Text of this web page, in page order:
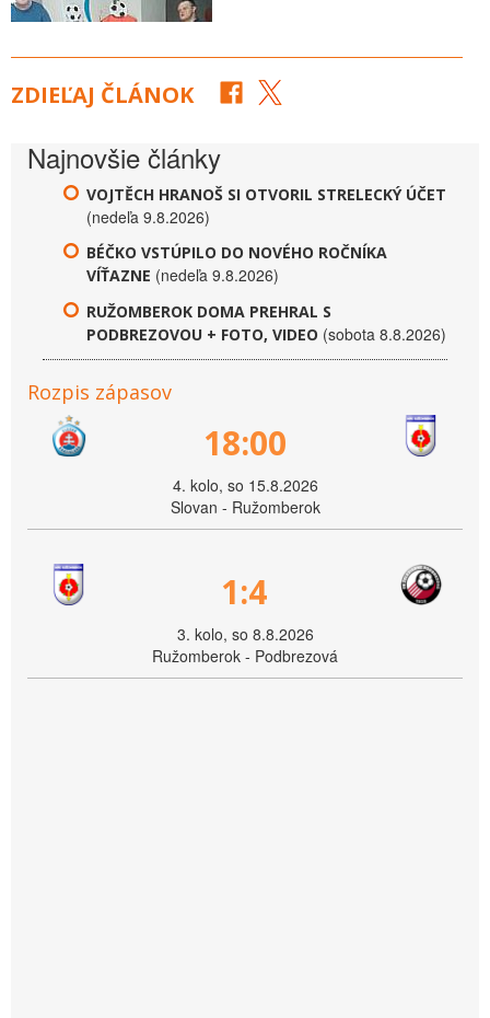
ZDIEĽAJ ČLÁNOK
Najnovšie články
VOJTĚCH HRANOŠ SI OTVORIL STRELECKÝ ÚČET
(nedeľa 9.8.2026)
BÉČKO VSTÚPILO DO NOVÉHO ROČNÍKA
VÍŤAZNE (nedeľa 9.8.2026)
RUŽOMBEROK DOMA PREHRAL S
PODBREZOVOU + FOTO, VIDEO (sobota 8.8.2026)
Rozpis zápasov
18:00
4. kolo, so 15.8.2026
Slovan - Ružomberok
1:4
3. kolo, so 8.8.2026
Ružomberok - Podbrezová